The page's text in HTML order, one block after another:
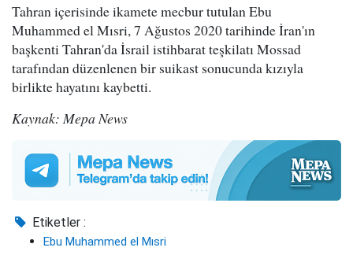
Tahran içerisinde ikamete mecbur tutulan Ebu
Muhammed el Mısri, 7 Ağustos 2020 tarihinde İran'ın
başkenti Tahran'da İsrail istihbarat teşkilatı Mossad
tarafından düzenlenen bir suikast sonucunda kızıyla
birlikte hayatını kaybetti.
Kaynak: Mepa News
Etiketler :
Ebu Muhammed el Mısri